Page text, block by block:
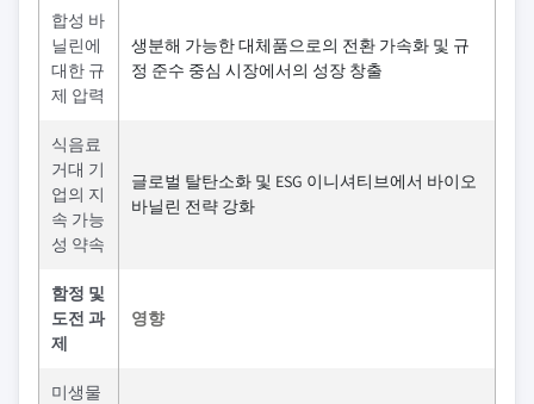
합성 바
닐린에
대한 규
제 압력
생분해 가능한 대체품으로의 전환 가속화 및 규
정 준수 중심 시장에서의 성장 창출
식음료
거대 기
업의 지
속 가능
성 약속
글로벌 탈탄소화 및 ESG 이니셔티브에서 바이오
바닐린 전략 강화
함정 및
도전 과
제
영향
미생물